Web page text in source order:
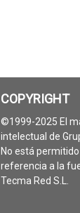
COPYRIGHT
©1999-2025 El
intelectual de
No está
referencia a la
Tecma Red S.L.